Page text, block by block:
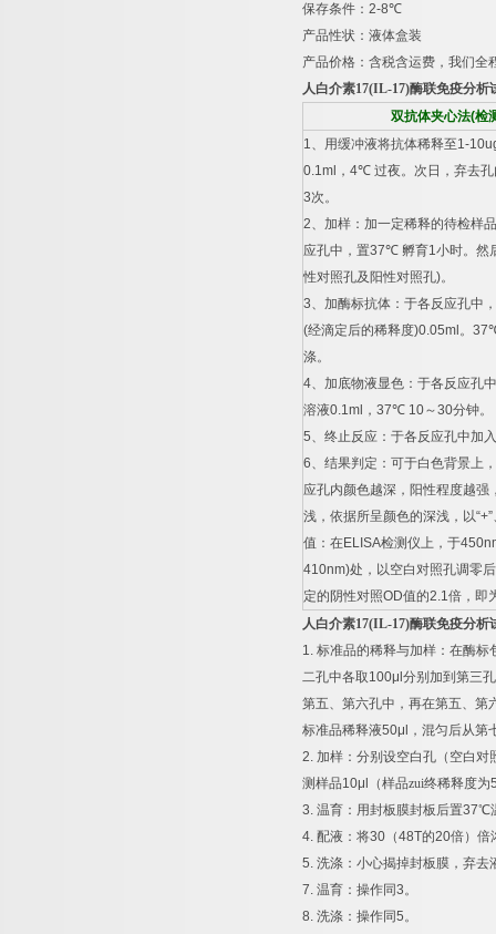
保存条件： 2-8℃
产品性状：液体盒装
产品价格：含税含运费，我们全
人白介素17(IL-17)酶联免疫分析
双抗体夹心法(检
1、用缓冲液将抗体稀释至1-
0.1ml ， 4℃ 过夜。次日，弃去
3次。
2、加样：加一定稀释的待检样品
应孔中，置37℃ 孵育1小时。然
性对照孔及阳性对照孔)。
3、加酶标抗体：于各反应孔中
(经滴定后的稀释度)0.05ml 。 37
涤。
4、加底物液显色：于各反应孔
溶液0.1ml ， 37℃ 10～30分钟。
5、终止反应：于各反应孔中加入
6、结果判定：可于白色背景上
应孔内颜色越深，阳性程度越强
浅，依据所呈颜色的深浅，以“+”
值：在ELISA检测仪上，于
410nm)处，以空白对照孔调零
定的阴性对照OD值的2.1倍，即
人白介素17(IL-17)酶联免疫分析
1. 标准品的稀释与加样：在酶标
二孔中各取100μl 分别加到第三
第五、第六孔中，再在第五、第
标准品稀释液50μl
，混匀后从第
2. 加样：分别设空白孔（空白
测样品10μl （样品zui终稀释度为
3. 温育：用封板膜封板后置37℃
4. 配液：将30 （48T的20倍）倍
5. 洗涤：小心揭掉封板膜，弃去
7. 温育：操作同3。
8. 洗涤：操作同5。